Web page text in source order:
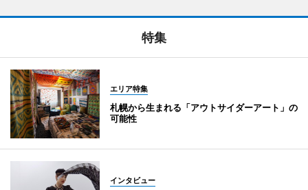
特集
エリア特集
札幌から生まれる「アウトサイダーアート」の
可能性
インタビュー